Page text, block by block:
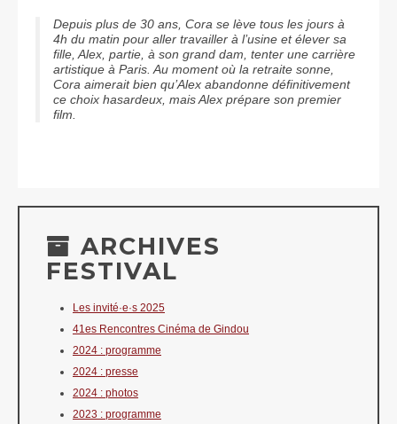
Depuis plus de 30 ans, Cora se lève tous les jours à
4h du matin pour aller travailler à l’usine et élever sa
fille, Alex, partie, à son grand dam, tenter une carrière
artistique à Paris. Au moment où la retraite sonne,
Cora aimerait bien qu’Alex abandonne définitivement
ce choix hasardeux, mais Alex prépare son premier
film.
ARCHIVES
FESTIVAL
Les invité·e·s 2025
41es Rencontres Cinéma de Gindou
2024 : programme
2024 : presse
2024 : photos
2023 : programme